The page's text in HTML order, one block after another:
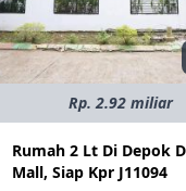
Rp. 2.92 miliar
Rumah 2 Lt Di Depok
Mall, Siap Kpr J11094